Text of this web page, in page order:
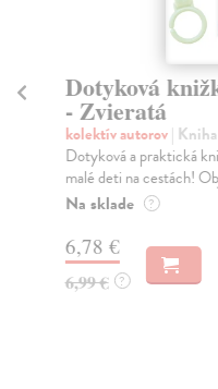
Dotyková
- Zvieratá
kolektív autorov| Kniha
Dotyková a praktická
malé deti na cestách!
Na sklade ?
6,78 €
6,99 € ?